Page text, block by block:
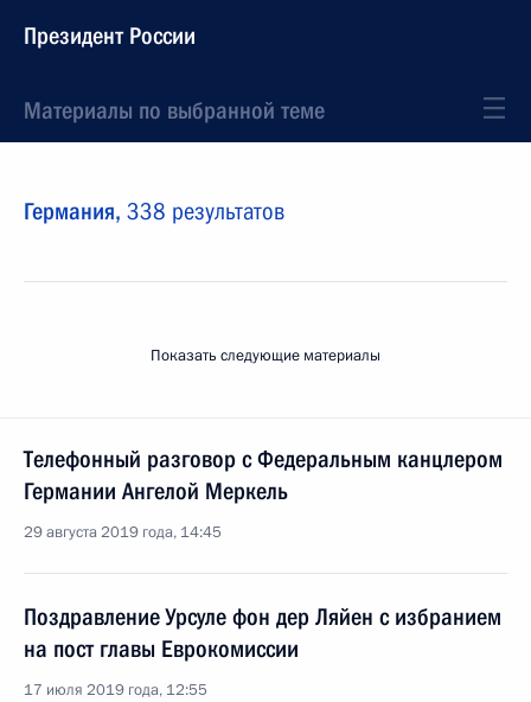
Президент России
Материалы по выбранной теме
Германия, 338 результатов
Показать следующие материалы
Телефонный разговор с Федеральным канцлером
Германии Ангелой Меркель
29 августа 2019 года, 14:45
Поздравление Урсуле фон дер Ляйен с избранием
на пост главы Еврокомиссии
17 июля 2019 года, 12:55